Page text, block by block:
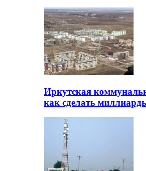
Иркутская
как сделать